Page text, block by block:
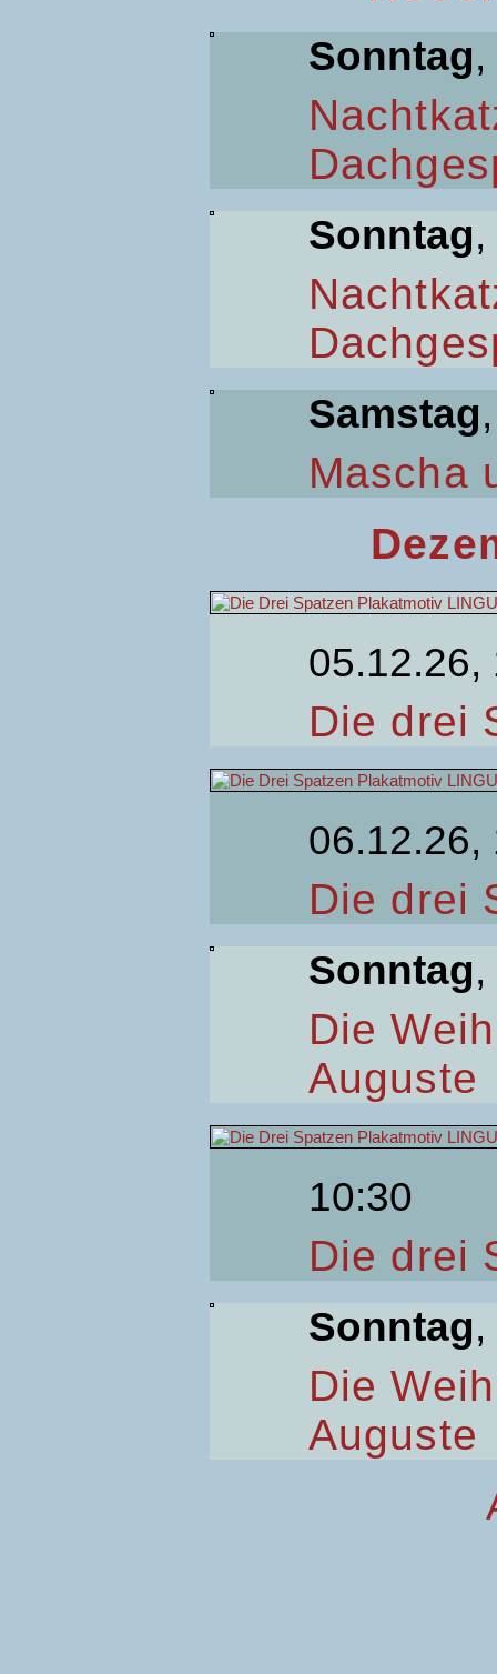
Sonntag
Sonntag
Samstag
Mascha
05.12.26,
Die drei
06.12.26,
Die drei
Sonntag
Die
Auguste
10:30
Die drei
Sonntag
Die
Auguste